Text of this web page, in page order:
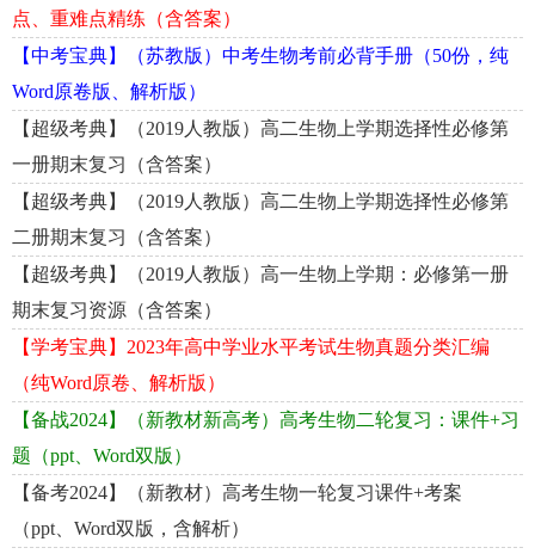
点、重难点精练（含答案）
【中考宝典】（苏教版）中考生物考前必背手册（50份，纯
Word原卷版、解析版）
【超级考典】（2019人教版）高二生物上学期选择性必修第
一册期末复习（含答案）
【超级考典】（2019人教版）高二生物上学期选择性必修第
二册期末复习（含答案）
【超级考典】（2019人教版）高一生物上学期：必修第一册
期末复习资源（含答案）
【学考宝典】2023年高中学业水平考试生物真题分类汇编
（纯Word原卷、解析版）
【备战2024】（新教材新高考）高考生物二轮复习：课件+习
题（ppt、Word双版）
【备考2024】（新教材）高考生物一轮复习课件+考案
（ppt、Word双版，含解析）